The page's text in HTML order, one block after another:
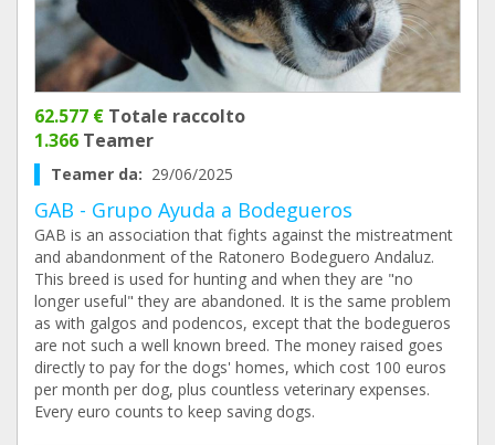
62.577 € Totale raccolto
1.366 Teamer
Teamer da: 29/06/2025
GAB - Grupo Ayuda a Bodegueros
GAB is an association that fights against the mistreatment
and abandonment of the Ratonero Bodeguero Andaluz.
This breed is used for hunting and when they are "no
longer useful" they are abandoned. It is the same problem
as with galgos and podencos, except that the bodegueros
are not such a well known breed. The money raised goes
directly to pay for the dogs' homes, which cost 100 euros
per month per dog, plus countless veterinary expenses.
Every euro counts to keep saving dogs.